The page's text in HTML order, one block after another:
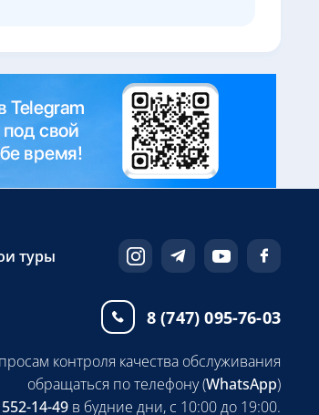
туры
8 (747) 095-76-03
контроля качества обслуживания
обращаться по телефону (WhatsApp)
14-49 в будние дни, с 10:00 до 19:00.